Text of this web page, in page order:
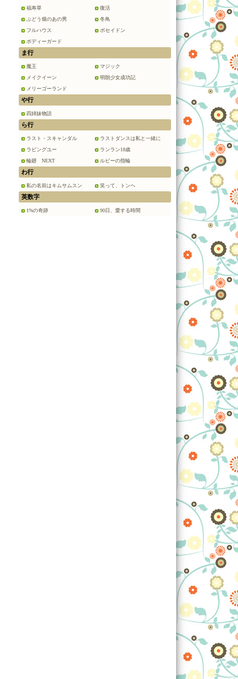
福寿草
復活
ぶどう畑のあの男
冬鳥
フルハウス
ポセイドン
ボディーガード
ま行
魔王
マジック
メイクイーン
明朗少女成功記
メリーゴーランド
や行
四姉妹物語
ら行
ラスト・スキャンダル
ラストダンスは私と一緒に
ラビングユー
ランラン18歳
輪廻 NEXT
ルビーの指輪
わ行
私の名前はキムサムスン 笑って、トンヘ
英数字
1%の奇跡 90日、愛する時間